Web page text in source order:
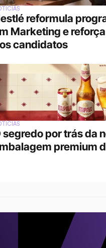
reformula
Marketing e
candidatos
segredo por trás da
premium